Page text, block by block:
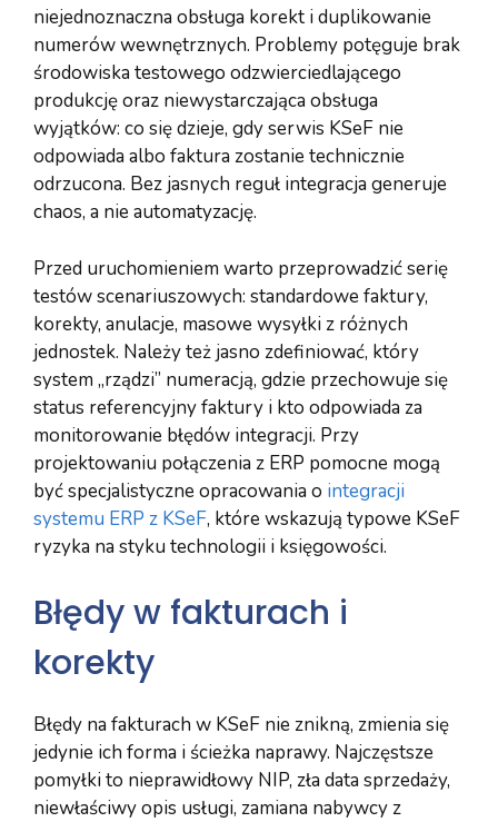
niejednoznaczna obsługa korekt i duplikowanie
numerów wewnętrznych. Problemy potęguje brak
środowiska testowego odzwierciedlającego
produkcję oraz niewystarczająca obsługa
wyjątków: co się dzieje, gdy serwis KSeF nie
odpowiada albo faktura zostanie technicznie
odrzucona. Bez jasnych reguł integracja generuje
chaos, a nie automatyzację.
Przed uruchomieniem warto przeprowadzić serię
testów scenariuszowych: standardowe faktury,
korekty, anulacje, masowe wysyłki z różnych
jednostek. Należy też jasno zdefiniować, który
system „rządzi” numeracją, gdzie przechowuje się
status referencyjny faktury i kto odpowiada za
monitorowanie błędów integracji. Przy
projektowaniu połączenia z ERP pomocne mogą
być specjalistyczne opracowania o integracji
systemu ERP z KSeF, które wskazują typowe KSeF
ryzyka na styku technologii i księgowości.
Błędy w fakturach i
korekty
Błędy na fakturach w KSeF nie znikną, zmienia się
jedynie ich forma i ścieżka naprawy. Najczęstsze
pomyłki to nieprawidłowy NIP, zła data sprzedaży,
niewłaściwy opis usługi, zamiana nabywcy z